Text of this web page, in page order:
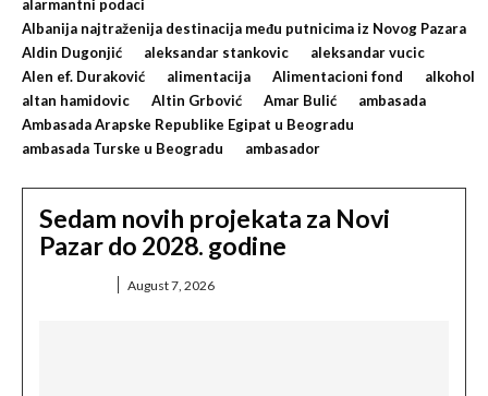
alarmantni podaci
Albanija najtraženija destinacija među putnicima iz Novog Pazara
Aldin Dugonjić
aleksandar stankovic
aleksandar vucic
Alen ef. Duraković
alimentacija Alimentacioni fond
alkohol
altan hamidovic
Altin Grbović Amar Bulić
ambasada
Ambasada Arapske Republike Egipat u Beogradu
ambasada Turske u Beogradu
ambasador
Sedam novih projekata za Novi
Pazar do 2028. godine
August 7, 2026